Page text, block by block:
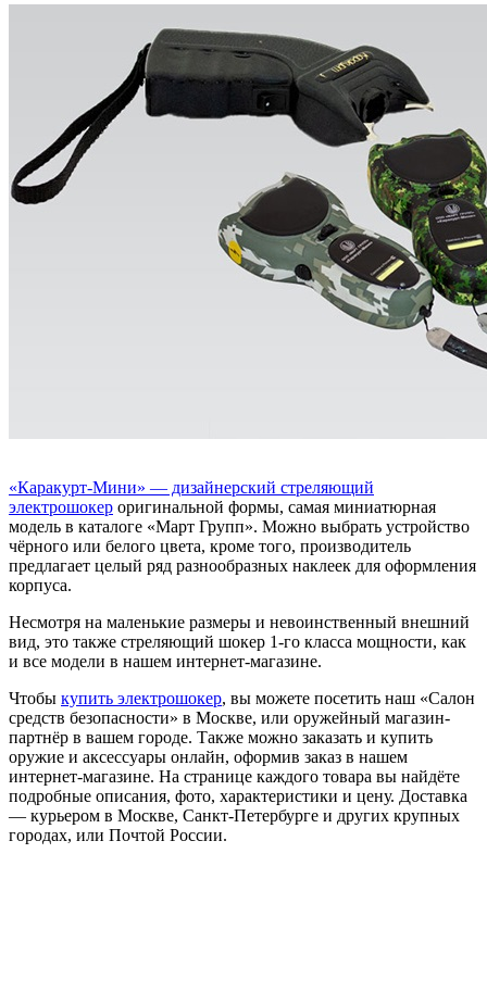
«Каракурт-Мини» — дизайнерский стреляющий
электрошокер оригинальной формы, самая миниатюрная
модель в каталоге «Март Групп». Можно выбрать устройство
чёрного или белого цвета, кроме того, производитель
предлагает целый ряд разнообразных наклеек для оформления
корпуса.
Несмотря на маленькие размеры и невоинственный внешний
вид, это также стреляющий шокер 1-го класса мощности, как
и все модели в нашем интернет-магазине.
Чтобы купить электрошокер, вы можете посетить наш «Салон
средств безопасности» в Москве, или оружейный магазин-
партнёр в вашем городе. Также можно заказать и купить
оружие и аксессуары онлайн, оформив заказ в нашем
интернет-магазине. На странице каждого товара вы найдёте
подробные описания, фото, характеристики и цену. Доставка
— курьером в Москве, Санкт-Петербурге и других крупных
городах, или Почтой России.